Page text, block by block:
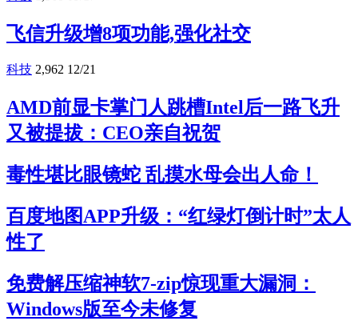
飞信升级增8项功能,强化社交
科技 2,962 12/21
AMD前显卡掌门人跳槽Intel后一路飞升
又被提拔：CEO亲自祝贺
毒性堪比眼镜蛇 乱摸水母会出人命！
百度地图APP升级：“红绿灯倒计时”太人
性了
免费解压缩神软7-zip惊现重大漏洞：
Windows版至今未修复